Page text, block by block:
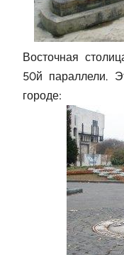
Восточная
50й параллели.
городе: